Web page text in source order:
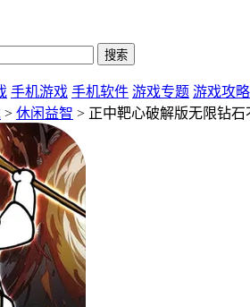
手机游戏 手机软件 游戏专题 游戏攻略
> 休闲益智 > 正中靶心破解版无限钻石